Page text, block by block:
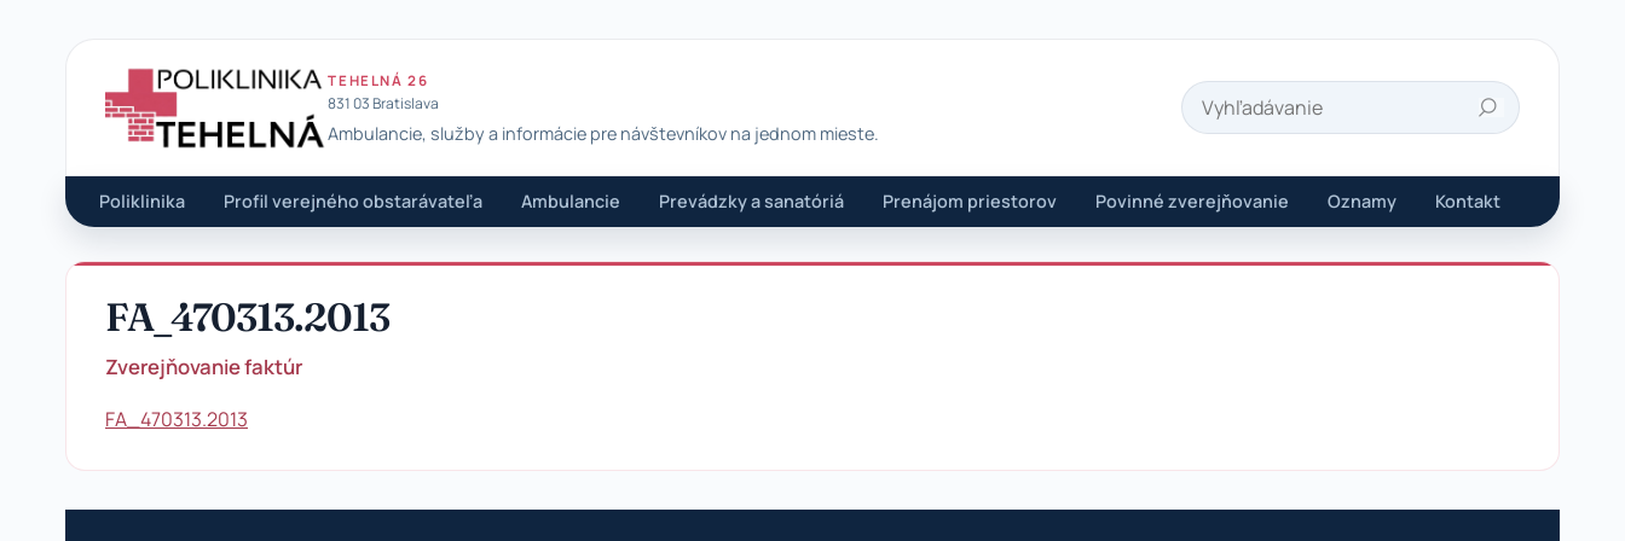
TEHELNÁ 26
831 03 Bratislava
Ambulancie, služby a informácie pre návštevníkov na jednom mieste. Hľadať
Poliklinika Profil verejného obstarávateľa Ambulancie Prevádzky a sanatóriá Prenájom priestorov Povinné zverejňovanie Oznamy Kontakt
FA_470313.2013
Zverejňovanie faktúr
FA_470313.2013